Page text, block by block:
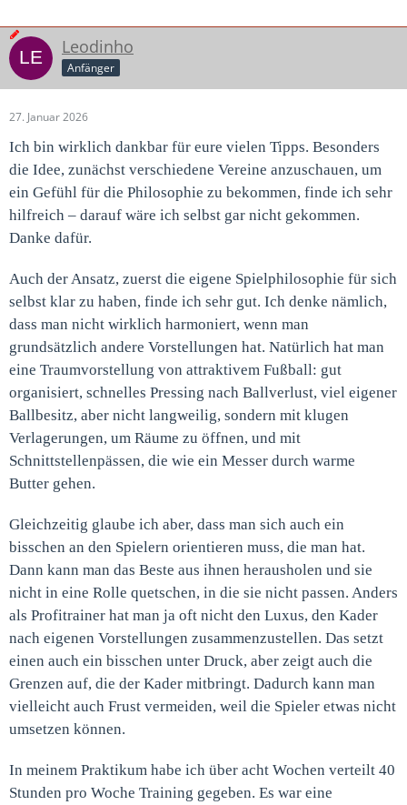
Leodinho
Anfänger
27. Januar 2026
Ich bin wirklich dankbar für eure vielen Tipps. Besonders
die Idee, zunächst verschiedene Vereine anzuschauen, um
ein Gefühl für die Philosophie zu bekommen, finde ich sehr
hilfreich – darauf wäre ich selbst gar nicht gekommen.
Danke dafür.
Auch der Ansatz, zuerst die eigene Spielphilosophie für sich
selbst klar zu haben, finde ich sehr gut. Ich denke nämlich,
dass man nicht wirklich harmoniert, wenn man
grundsätzlich andere Vorstellungen hat. Natürlich hat man
eine Traumvorstellung von attraktivem Fußball: gut
organisiert, schnelles Pressing nach Ballverlust, viel eigener
Ballbesitz, aber nicht langweilig, sondern mit klugen
Verlagerungen, um Räume zu öffnen, und mit
Schnittstellenpässen, die wie ein Messer durch warme
Butter gehen.
Gleichzeitig glaube ich aber, dass man sich auch ein
bisschen an den Spielern orientieren muss, die man hat.
Dann kann man das Beste aus ihnen herausholen und sie
nicht in eine Rolle quetschen, in die sie nicht passen. Anders
als Profitrainer hat man ja oft nicht den Luxus, den Kader
nach eigenen Vorstellungen zusammenzustellen. Das setzt
einen auch ein bisschen unter Druck, aber zeigt auch die
Grenzen auf, die der Kader mitbringt. Dadurch kann man
vielleicht auch Frust vermeiden, weil die Spieler etwas nicht
umsetzen können.
In meinem Praktikum habe ich über acht Wochen verteilt 40
Stunden pro Woche Training gegeben. Es war eine